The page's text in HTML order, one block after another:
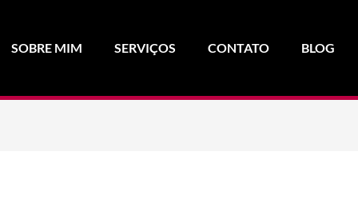
SOBRE MIM SERVIÇOS CONTATO BLOG